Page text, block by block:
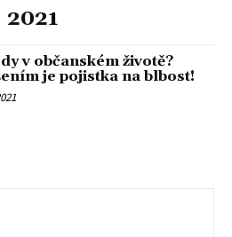
2021
v občanském životě?
je pojistka na blbost!